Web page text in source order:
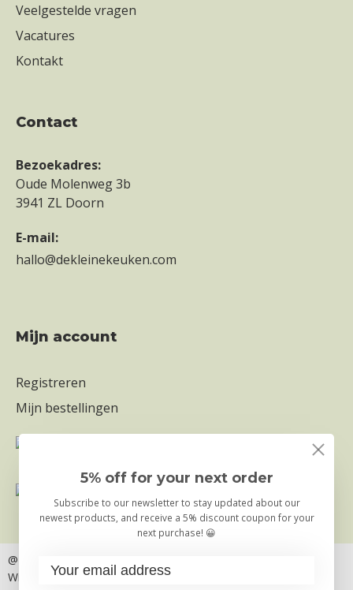
Veelgestelde vragen
Vacatures
Kontakt
contact
Bezoekadres:
Oude Molenweg 3b
3941 ZL Doorn
E-mail:
hallo@dekleinekeuken.com
mijn account
Registreren
Mijn bestellingen
@ Copyright 2026
Widerrufsbelehrung
Privacy- & Cookiebeleid
5% off for your next order
Subscribe to our newsletter to stay updated about our
newest products, and receive a 5% discount coupon for your
next purchase! 😀